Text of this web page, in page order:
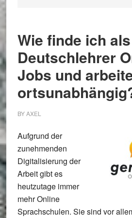
Wie finde ich als
Deutschlehrer
Jobs und
BYAXEL
Aufgrund der
zunehmenden
Digitalisierung der
Arbeit gibt es
heutzutage immer
mehr Online
Sprachschulen. Sie sind vor